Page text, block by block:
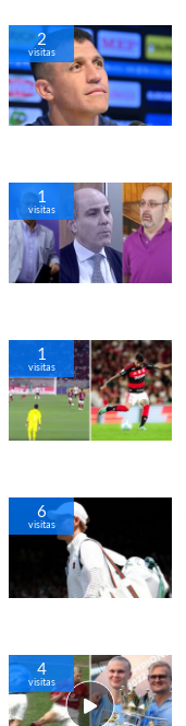
5
visitas
4
visitas
4
visitas
4
visitas
Fútbol> Noticia